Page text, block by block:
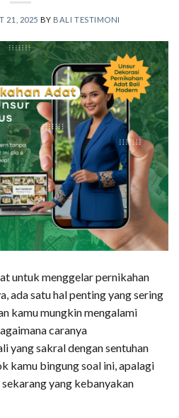
21, 2025 BY BALI TESTIMONI
untuk menggelar pernikahan
ada satu hal penting yang sering
kamu mungkin mengalami
caranya
yang sakral dengan sentuhan
kamu bingung soal ini, apalagi
yang kebanyakan